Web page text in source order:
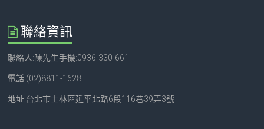
聯絡資訊
聯絡人:陳先生手機:0936-330-661
電話:(02)8811-1628
地址:台北市士林區延平北路6段116巷39弄3號